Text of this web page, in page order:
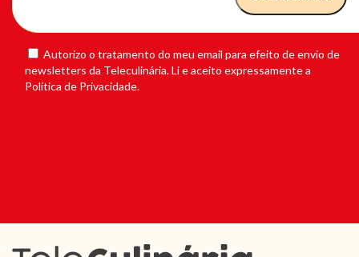
Autorizo o tratamento do meu email para efeito de envio de
newsletters da Teleculinária. Li e aceito expressamente a
Política de Privacidade.